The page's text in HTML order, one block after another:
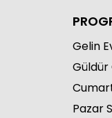
Gelin
Güldür
Pazar